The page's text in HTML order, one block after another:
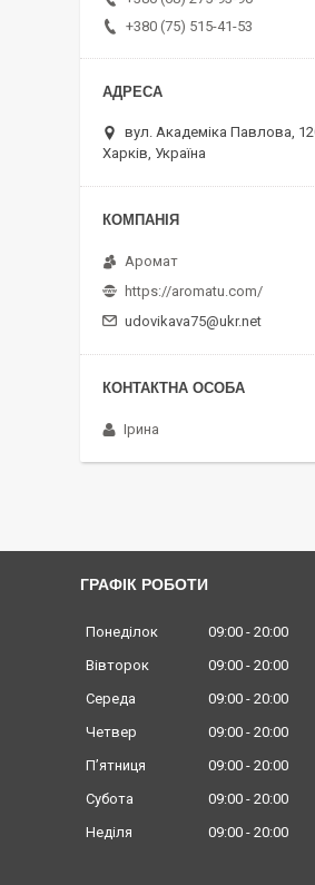
+380 (75) 515-41-53
вул. Академіка Павлова,
Харків, Україна
Аромат
https://aromatu.com/
udovikava75@ukr.net
Ірина
ГРАФІК РОБОТИ
Понеділок 09:00
20:00
Вівторок
09:00
20:00
Середа
09:00
20:00
Четвер
09:00
20:00
Пʼятниця
09:00
20:00
Субота
09:00
20:00
Неділя
09:00 20:00